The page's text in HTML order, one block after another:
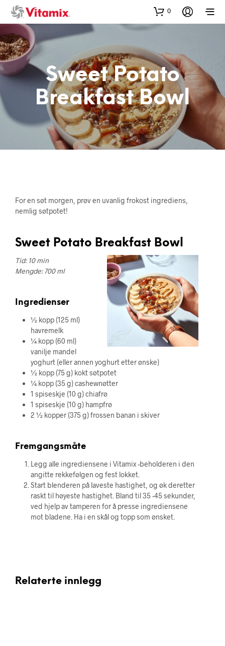
0
Sweet Potato
Breakfast Bowl
For en søt morgen, prøv en uvanlig frokost ingrediens,
nemlig søtpotet!
Sweet Potato Breakfast Bowl
Tid: 10 min
Mengde: 700 ml
Ingredienser
½ kopp (125 ml)
havremelk
¼ kopp (60 ml)
vanilje mandel
yoghurt (eller annen yoghurt etter ønske)
½ kopp (75 g) kokt søtpotet
¼ kopp (35 g) cashewnøtter
1 spiseskje (10 g) chiafrø
1 spiseskje (10 g) hampfrø
2 ½ kopper (375 g) frossen banan i skiver
Fremgangsmåte
Legg alle ingrediensene i Vitamix -beholderen i den
angitte rekkefølgen og fest lokket.
Start blenderen på laveste hastighet, og øk deretter
raskt til høyeste hastighet. Bland til 35 -45 sekunder,
ved hjelp av tamperen for å presse ingrediensene
mot bladene. Ha i en skål og topp som ønsket.
Relaterte innlegg